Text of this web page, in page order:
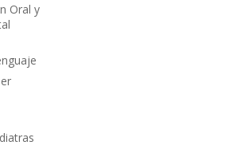
Oral y